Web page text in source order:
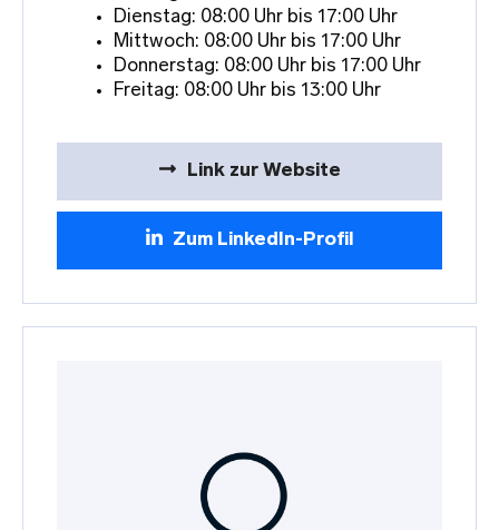
Dienstag: 08:00 Uhr bis 17:00 Uhr
Mittwoch: 08:00 Uhr bis 17:00 Uhr
Donnerstag: 08:00 Uhr bis 17:00 Uhr
Freitag: 08:00 Uhr bis 13:00 Uhr
Link zur Website
Zum LinkedIn-Profil